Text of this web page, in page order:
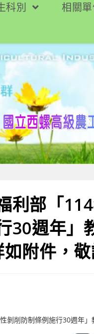
科別 相關
利部「
30週年」
附件，敬
剝削防制條例施行30週年